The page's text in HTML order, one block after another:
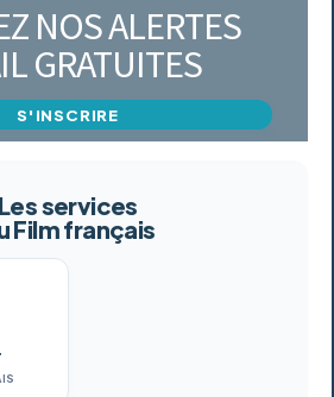
NOS ALERTES
GRATUITES
S'INSCRIRE
Les services
Film français